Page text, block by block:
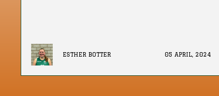
ESTHER BOTTER 05 APRIL, 2024